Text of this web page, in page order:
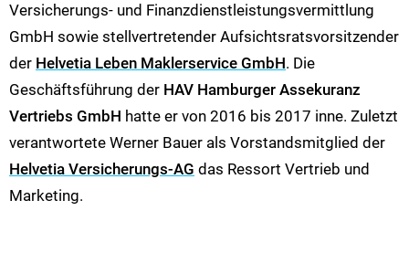
Versicherungs- und Finanzdienstleistungsvermittlung
GmbH sowie stellvertretender Aufsichtsratsvorsitzender
der Helvetia Leben Maklerservice GmbH. Die
Geschäftsführung der HAV Hamburger Assekuranz
Vertriebs GmbH hatte er von 2016 bis 2017 inne. Zuletzt
verantwortete Werner Bauer als Vorstandsmitglied der
Helvetia Versicherungs-AG das Ressort Vertrieb und
Marketing.